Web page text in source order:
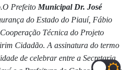
Prefeito Municipal Dr. José
do Estado do Piauí, Fábio
Técnica do Projeto
Cidadão. A assinatura do termo
de celebrar entre a Secretaria